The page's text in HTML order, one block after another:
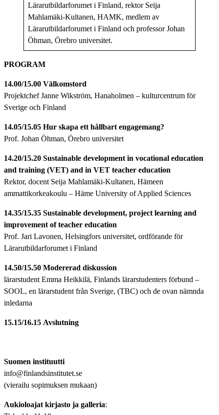
Lärarutbildarforumet i Finland, rektor Seija
Mahlamäki-Kultanen, HAMK, medlem av
Lärarutbildarforumet i Finland och professor Johan
Öhman, Örebro universitet.
PROGRAM
14.00/15.00 Välkomstord
Projektchef Janne Wikström, Hanaholmen – kulturcentrum för
Sverige och Finland
14.05/15.05 Hur skapa ett hållbart engagemang?
Prof. Johan Öhman, Örebro universitet
14.20/15.20 Sustainable development in vocational education
and training (VET) and in VET teacher education
Rektor, docent Seija Mahlamäki-Kultanen, Hämeen
ammattikorkeakoulu – Häme University of Applied Sciences
14.35/15.35 Sustainable development, project learning and
improvement of teacher education
Prof. Jari Lavonen, Helsingfors universitet, ordförande för
Lärarutbildarforumet i Finland
14.50/15.50 Modererad diskussion
lärarstudent Emma Heikkilä, Finlands lärarstudenters förbund –
SOOL, en lärarstudent från Sverige, (TBC) och de ovan nämnda
inledarna
15.15/16.15 Avslutning
Suomen instituutti
info@finlandsinstitutet.se
(vierailu sopimuksen mukaan)
Aukioloajat kirjasto ja galleria: